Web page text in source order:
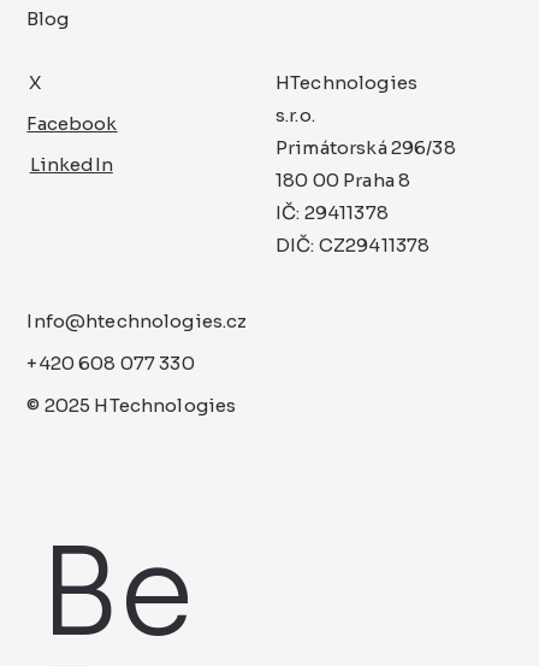
Be
Blog
Facebook
LinkedIn
X
HTechnologies
s.r.o.
Primátorská 296/38
180 00 Praha 8
IČ: 29411378
DIČ: CZ29411378
Info@htechnologies.cz
+420 608 077 330
© 2025 HTechnologies